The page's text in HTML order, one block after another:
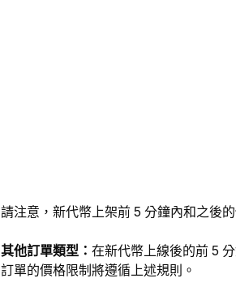
請注意，新代幣上架前 5 分鐘內和之後
其他訂單類型： 在新代幣上線後的前 5
訂單的價格限制將遵循上述規則。